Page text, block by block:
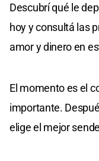
Descubrí qué le
hoy y consultá las
amor y dinero en
El momento es el
importante.
elige el mejor